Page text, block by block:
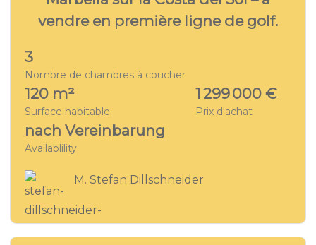
vendre en première ligne de golf.
3
Nombre de chambres à coucher
120 m²
Surface habitable
1 299 000 €
Prix d'achat
nach Vereinbarung
Availablility
M. Stefan Dillschneider
30 VILLA - MA 8214